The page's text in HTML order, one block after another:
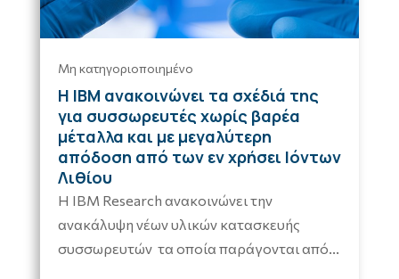
Η ΙΒΜ ανακοινώνει τα σχέδιά της
για συσσωρευτές χωρίς βαρέα
μέταλλα και με μεγαλύτερη
απόδοση από των εν χρήσει Ιόντων
Λιθίου
Μη κατηγοριοποιημένο
Η IBM Research ανακοινώνει την
ανακάλυψη νέων υλικών κατασκευής
συσσωρευτών τα οποία παράγονται από...